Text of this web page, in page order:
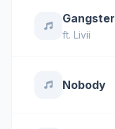
Gangster
ft. Livii
Nobody